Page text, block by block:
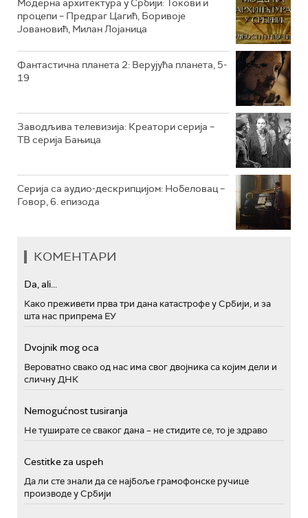
Модерна архитектура у Србији: Токови и
процепи – Предраг Цагић, Боривоје
Јовановић, Милан Лојаница
Фантастична планета 2: Верујућа планета, 5-
19
Заводљива телевизија: Креатори серија –
ТВ серија Бањица
Серија са аудио-дескрипцијом: Нобеловац –
Говор, 6. епизода
КОМЕНТАРИ
Da, ali...
Како преживети прва три дана катастрофе у Србији, и за
шта нас припрема ЕУ
Dvojnik mog oca
Вероватно свако од нас има свог двојника са којим дели и
сличну ДНК
Nemogućnost tusiranja
Не туширате се сваког дана – не стидите се, то је здраво
Cestitke za uspeh
Да ли сте знали да се најбоље грамофонске ручице
производе у Србији